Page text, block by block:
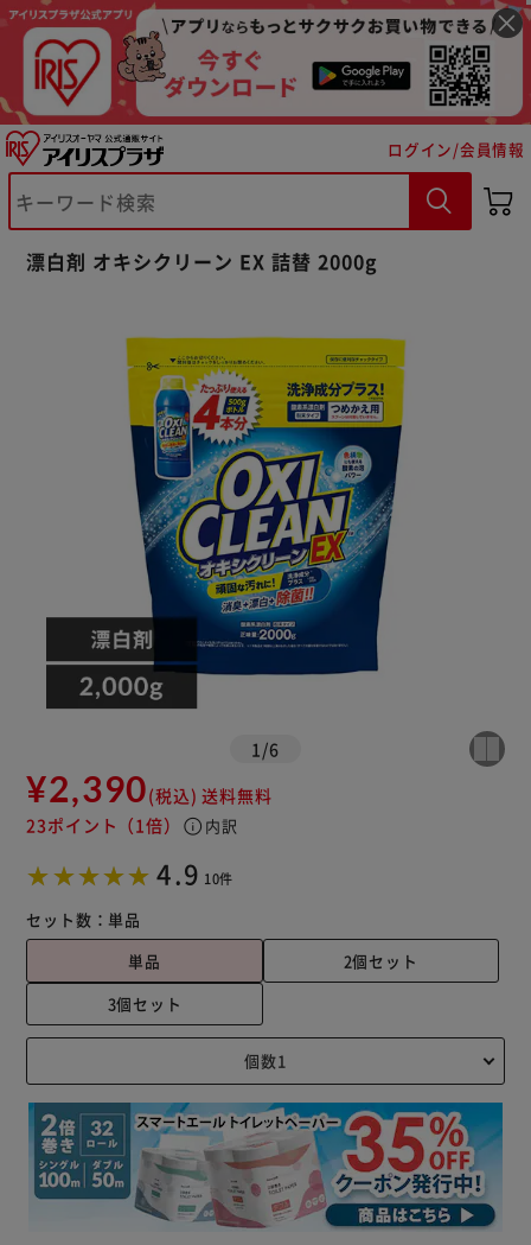
ログイン/会員情報
漂白剤 オキシクリーン EX 詰替 2000g
1 /6
¥2,390(税込) 送料無料
23ポイント （1倍） info 内訳
4.9 10件
セット数： 単品
単品
2個セット
3個セット
※ご確認ください
カートに入れる 購入手続きへ